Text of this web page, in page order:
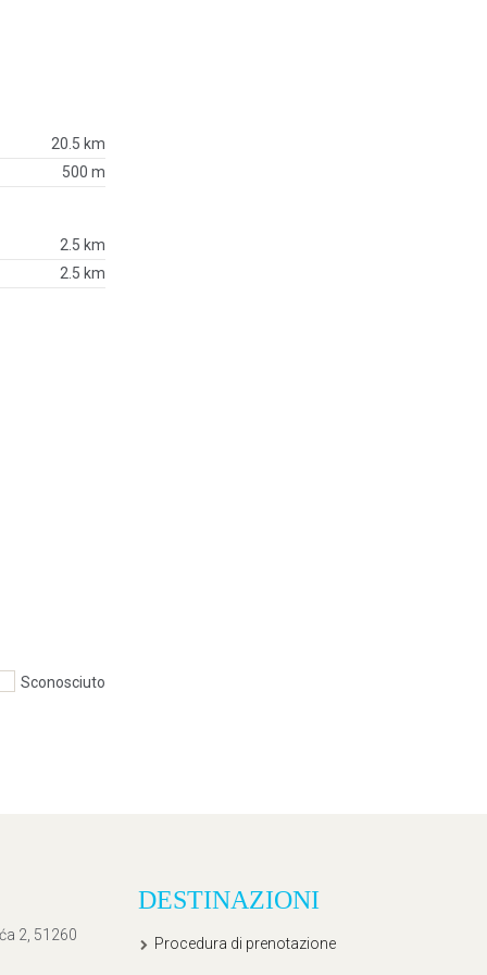
20.5 km
500 m
2.5 km
2.5 km
Sconosciuto
2, 51260
DESTINAZIONI
Procedura di prenotazione